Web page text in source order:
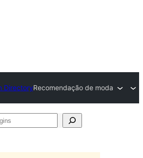
DirectoryRecomendação de moda